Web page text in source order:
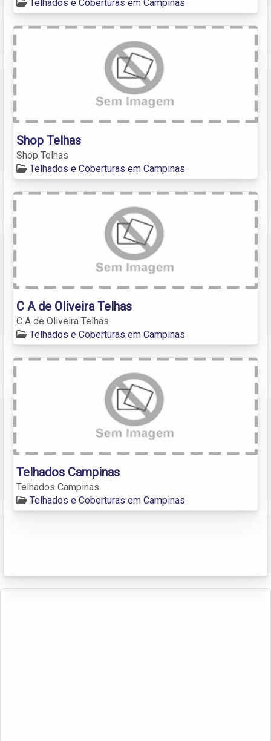
Telhados e Coberturas em Campinas
Shop Telhas
Shop Telhas
Telhados e Coberturas em Campinas
C A de Oliveira Telhas
C A de Oliveira Telhas
Telhados e Coberturas em Campinas
Telhados Campinas
Telhados Campinas
Telhados e Coberturas em Campinas